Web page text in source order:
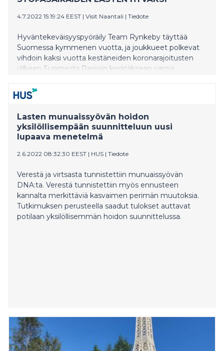
4.7.2022 15:19:24 EEST | Visit Naantali | Tiedote
Hyväntekeväisyyspyöräily Team Rynkeby täyttää
Suomessa kymmenen vuotta, ja joukkueet polkevat
vihdoin kaksi vuotta kestäneiden koronarajoitusten
jälkeen Suomesta Pariisiin kerätäkseen varoja
Lasten munuaissyövän hoidon
yksilöllisempään suunnitteluun uusi
lupaava menetelmä
2.6.2022 08:32:30 EEST | HUS | Tiedote
Verestä ja virtsasta tunnistettiin munuaissyövän
DNA:ta. Verestä tunnistettiin myös ennusteen
kannalta merkittäviä kasvaimen perimän muutoksia.
Tutkimuksen perusteella saadut tulokset auttavat
potilaan yksilöllisemmän hoidon suunnittelussa.